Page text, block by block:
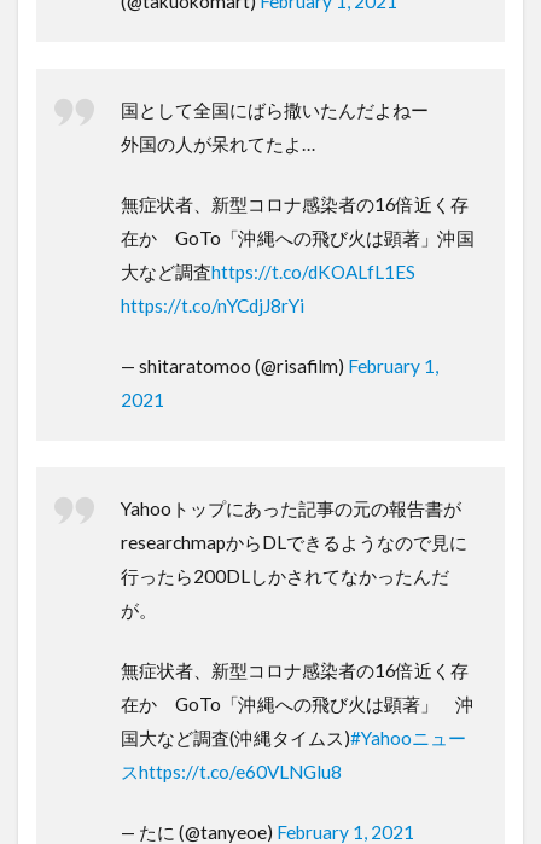
国として全国にばら撒いたんだよねー
外国の人が呆れてたよ…
無症状者、新型コロナ感染者の16倍近く存
在か GoTo「沖縄への飛び火は顕著」沖国
大など調査https://t.co/dKOALfL1ES
https://t.co/nYCdjJ8rYi
— shitaratomoo (@risafilm) February 1,
2021
Yahooトップにあった記事の元の報告書が
researchmapからDLできるようなので見に
行ったら200DLしかされてなかったんだ
が。
無症状者、新型コロナ感染者の16倍近く存
在か GoTo「沖縄への飛び火は顕著」 沖
国大など調査(沖縄タイムス)#Yahooニュー
スhttps://t.co/e60VLNGlu8
— たに (@tanyeoe) February 1, 2021